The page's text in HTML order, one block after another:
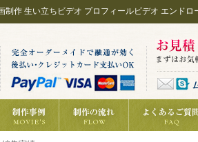
作 生い立ちビデオ プロフィールビデオ エンド